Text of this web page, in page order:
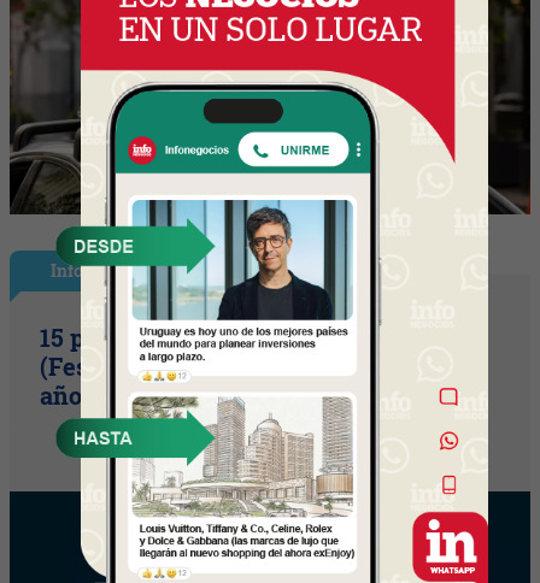
InfoShow
15 primaveras tienes que cumplir
(Festival Música de la Tierra celebra 15
años)